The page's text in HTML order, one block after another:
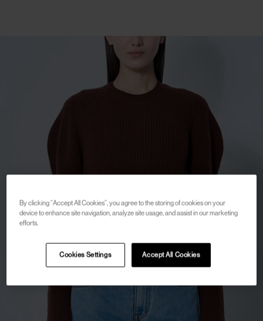
By clicking “Accept All Cookies”, you agree to the storing of cookies on your
device to enhance site navigation, analyze site usage, and assist in our marketing
efforts.
Accept All Cookies
Cookies Settings